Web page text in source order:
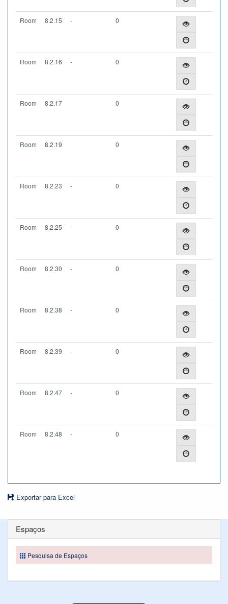
Room 8.2.15 - 0
Room 8.2.16 - 0
Room 8.2.17 0
Room 8.2.19 0
Room 8.2.23 - 0
Room 8.2.25 - 0
Room 8.2.30 - 0
Room 8.2.38 - 0
Room 8.2.39 - 0
Room 8.2.47 - 0
Room 8.2.48 - 0
Exportar para Excel
Espaços
Pesquisa de Espaços